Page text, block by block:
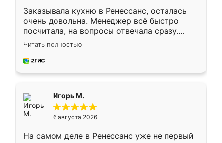
Заказывала кухню в Ренессанс, осталась
очень довольна. Менеджер всё быстро
посчитала, на вопросы отвечала сразу.
Замерщик приехал в субботу, подошёл к
делу со всей ответственностью. Собрали
за день, ребята работали аккуратно, даже
Читать полностью
Игорь М.
6 августа 2026
На самом деле в Ренессанс уже не первый